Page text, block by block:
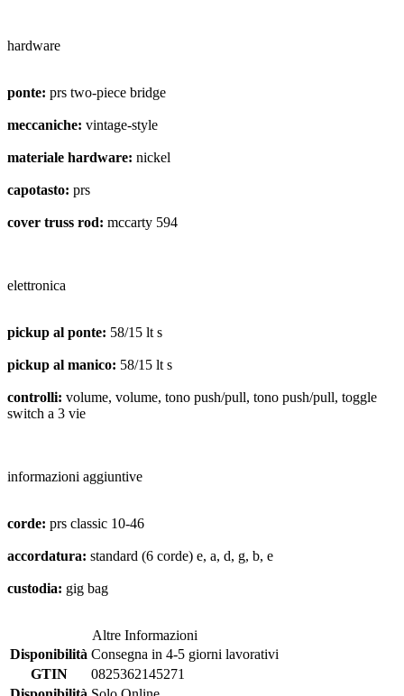
hardware
ponte: prs two-piece bridge
meccaniche: vintage-style
materiale hardware: nickel
capotasto: prs
cover truss rod: mccarty 594
elettronica
pickup al ponte: 58/15 lt s
pickup al manico: 58/15 lt s
controlli: volume, volume, tono push/pull, tono push/pull, toggle
switch a 3 vie
informazioni aggiuntive
corde: prs classic 10-46
accordatura: standard (6 corde) e, a, d, g, b, e
custodia: gig bag
Altre Informazioni
Disponibilità Consegna in 4-5 giorni lavorativi
GTIN
0825362145271